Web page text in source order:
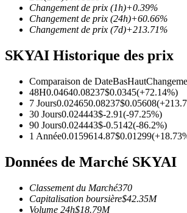
TradFi
Produits dérivés sur actions, forex,
Futures USDC
Futures utilisant l'USDC comme garantie
Changement de prix (1h)+0.39%
Changement de prix (24h)+60.66%
Changement de prix (7d)+213.71%
SKYAI Historique des prix
Comparaison de DateBasHaut
48H0.04640.08237$0.0345(+72.14%)
7 Jours0.024650.08237$0.05608(+
30 Jours0.024443$-2.91(-97.25%)
90 Jours0.024443$-0.5142(-86.2%)
1 Année0.0159614.87$0.01299(+18.73
Données de Marché SKYAI
Classement du Marché370
Capitalisation boursière$42.35M
Volume 24h$18.79M